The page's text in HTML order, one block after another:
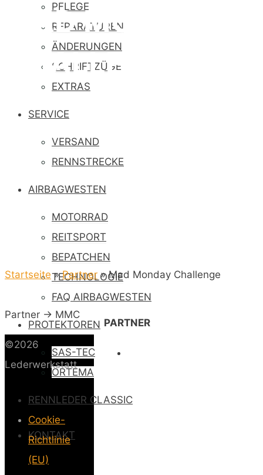
PFLEGE
REPARATUREN
ÄNDERUNGEN
SCHRIFTZÜGE
EXTRAS
SERVICE
VERSAND
RENNSTRECKE
AIRBAGWESTEN
MOTORRAD
REITSPORT
BEPATCHEN
TECHNOLOGIE
FAQ AIRBAGWESTEN
PROTEKTOREN
SAS-TEC
ORTEMA
RENNLEDER CLASSIC
KONTAKT
MAD MONDAY
CHALLENGE
Startseite»Partner »Mad Monday Challenge
Partner -> MMC
PARTNER
©2026
Lederwerkstatt
Cookie-
Richtlinie
(EU)